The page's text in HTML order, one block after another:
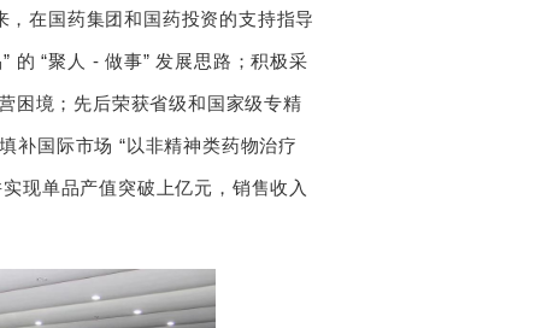
在国药集团和国药投资的支持指导
的 “聚人 - 做事” 发展思路；积极采
困境；先后荣获省级和国家级专精
补国际市场 “以非精神类药物治疗
现单品产值突破上亿元，销售收入